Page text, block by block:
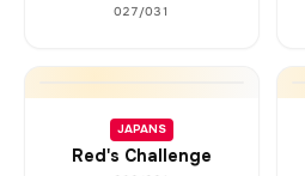
027/031
JAPANS
Red's Challenge